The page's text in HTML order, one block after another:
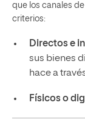
que los canales
criterios:
Directos e
sus bienes
hace a
Físicos o